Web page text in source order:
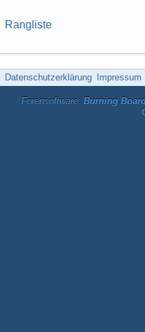
Rangliste
Datenschutzerklärung Impressum
Forensoftware: Burning